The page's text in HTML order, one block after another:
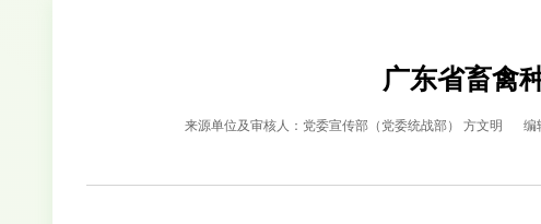
广东省畜禽
来源单位及审核人：党委宣传部（党委统战部） 方文明 编